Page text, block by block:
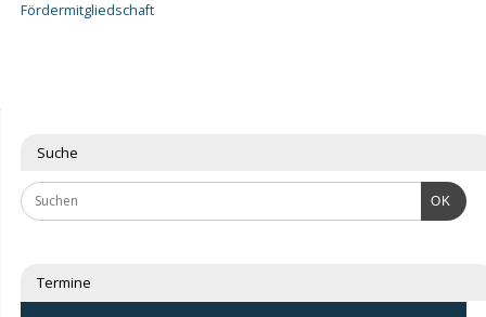
Fördermitgliedschaft
Suche
OK
Termine